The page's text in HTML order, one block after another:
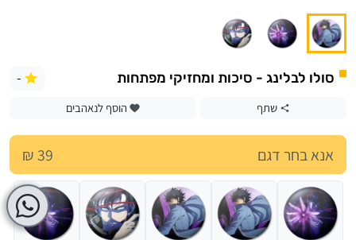
סולו לבלינג - סיכות ומחזיקי מפתחות -
שתף הוסף לנאהבים
אנא בחר דגם 39 ₪